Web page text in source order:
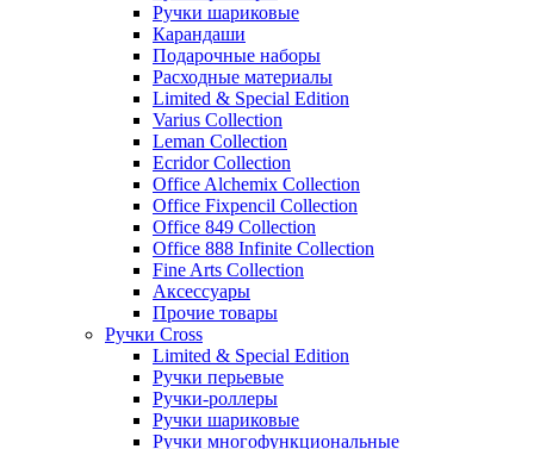
Ручки шариковые
Карандаши
Подарочные наборы
Расходные материалы
Limited & Special Edition
Varius Collection
Leman Collection
Ecridor Collection
Office Alchemix Collection
Office Fixpencil Collection
Office 849 Collection
Office 888 Infinite Collection
Fine Arts Collection
Аксессуары
Прочие товары
Ручки Cross
Limited & Special Edition
Ручки перьевые
Ручки-роллеры
Ручки шариковые
Ручки многофункциональные